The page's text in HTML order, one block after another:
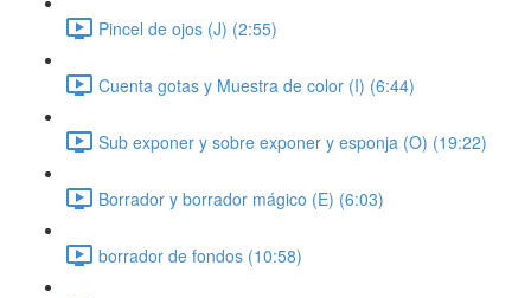
Pincel de ojos (J) (2:55)
Cuenta gotas y Muestra de color (I) (6:44)
Sub exponer y sobre exponer y esponja (O) (19:22)
Borrador y borrador mágico (E) (6:03)
borrador de fondos (10:58)